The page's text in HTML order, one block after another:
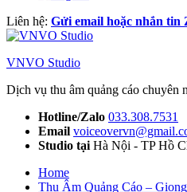
Liên hệ: Gửi email hoặc nhắn tin
VNVO Studio
Dịch vụ thu âm quảng cáo chuyên
Hotline/Zalo 033.308.7531
Email
Studio tại Hà Nội - TP Hồ
Home
Thu Âm Quảng Cáo –